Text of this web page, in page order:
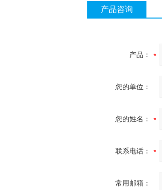
产品咨询
产品：
您的单位：
您的姓名：
联系电话：
常用邮箱：